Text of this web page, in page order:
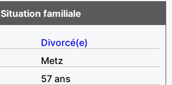
Situation familiale
Divorcé(e)
Metz
57 ans